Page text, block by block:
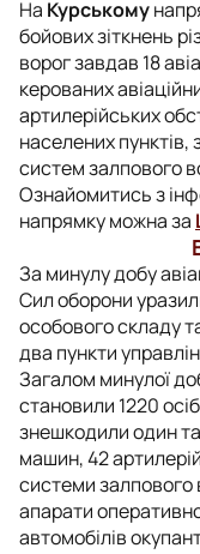
На Курському
бойових зіткнень
ворог завдав 18
керованих
артилерійських
населених пунктів,
систем залпового
Ознайомитись з
напрямку можна за
За минулу добу
Сил оборони
особового складу
два пункти
Загалом минулої
становили 1220
знешкодили один
машин, 42
системи залпового
апарати
автомобілів